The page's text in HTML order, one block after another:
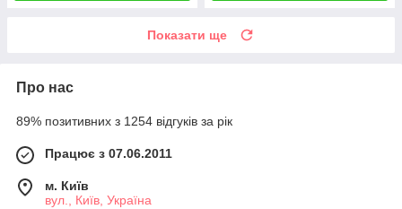
Показати ще
Про нас
89% позитивних з 1254 відгуків за рік
Працює з 07.06.2011
м. Київ
вул., Київ, Україна